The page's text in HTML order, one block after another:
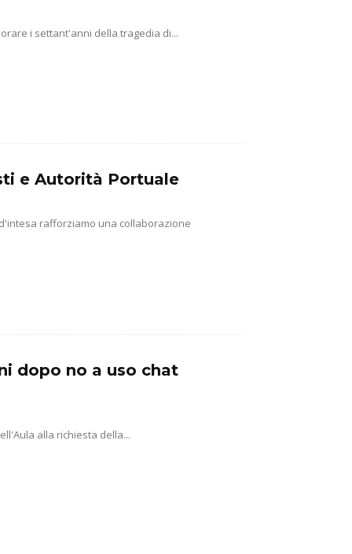
i settant'anni della tragedia di...
e Autorità Portuale
rafforziamo una collaborazione
dopo no a uso chat
alla richiesta della...